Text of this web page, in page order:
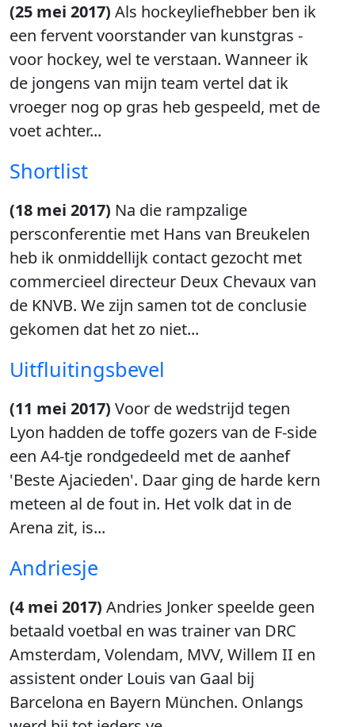
(25 mei 2017) Als hockeyliefhebber ben ik
een fervent voorstander van kunstgras -
voor hockey, wel te verstaan. Wanneer ik
de jongens van mijn team vertel dat ik
vroeger nog op gras heb gespeeld, met de
voet achter...
Shortlist
(18 mei 2017) Na die rampzalige
persconferentie met Hans van Breukelen
heb ik onmiddellijk contact gezocht met
commercieel directeur Deux Chevaux van
de KNVB. We zijn samen tot de conclusie
gekomen dat het zo niet...
Uitfluitingsbevel
(11 mei 2017) Voor de wedstrijd tegen
Lyon hadden de toffe gozers van de F-side
een A4-tje rondgedeeld met de aanhef
'Beste Ajacieden'. Daar ging de harde kern
meteen al de fout in. Het volk dat in de
Arena zit, is...
Andriesje
(4 mei 2017) Andries Jonker speelde geen
betaald voetbal en was trainer van DRC
Amsterdam, Volendam, MVV, Willem II en
assistent onder Louis van Gaal bij
Barcelona en Bayern München. Onlangs